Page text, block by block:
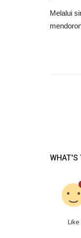
Melalui
WHAT'S
Like